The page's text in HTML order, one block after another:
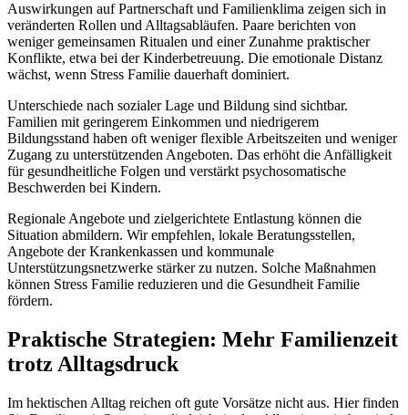
Auswirkungen auf Partnerschaft und Familienklima zeigen sich in
veränderten Rollen und Alltagsabläufen. Paare berichten von
weniger gemeinsamen Ritualen und einer Zunahme praktischer
Konflikte, etwa bei der Kinderbetreuung. Die emotionale Distanz
wächst, wenn Stress Familie dauerhaft dominiert.
Unterschiede nach sozialer Lage und Bildung sind sichtbar.
Familien mit geringerem Einkommen und niedrigerem
Bildungsstand haben oft weniger flexible Arbeitszeiten und weniger
Zugang zu unterstützenden Angeboten. Das erhöht die Anfälligkeit
für gesundheitliche Folgen und verstärkt psychosomatische
Beschwerden bei Kindern.
Regionale Angebote und zielgerichtete Entlastung können die
Situation abmildern. Wir empfehlen, lokale Beratungsstellen,
Angebote der Krankenkassen und kommunale
Unterstützungsnetzwerke stärker zu nutzen. Solche Maßnahmen
können Stress Familie reduzieren und die Gesundheit Familie
fördern.
Praktische Strategien: Mehr Familienzeit
trotz Alltagsdruck
Im hektischen Alltag reichen oft gute Vorsätze nicht aus. Hier finden